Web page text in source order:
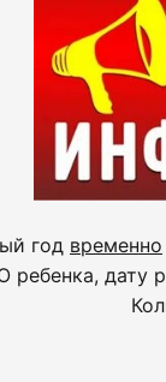
год временно
дату